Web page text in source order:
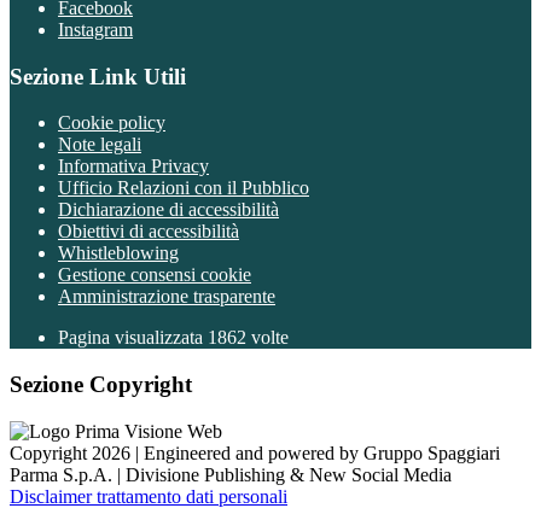
Facebook
Instagram
Sezione Link Utili
Cookie policy
Note legali
Informativa Privacy
Ufficio Relazioni con il Pubblico
Dichiarazione di accessibilità
Obiettivi di accessibilità
Whistleblowing
Gestione consensi cookie
Amministrazione trasparente
Pagina visualizzata 1862 volte
Sezione Copyright
Copyright 2026 | Engineered and powered by Gruppo Spaggiari
Parma S.p.A. | Divisione Publishing & New Social Media
Disclaimer trattamento dati personali